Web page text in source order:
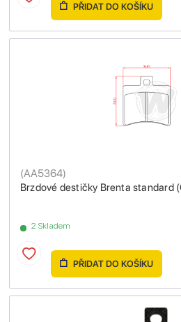
PŘIDAT DO KOŠÍKU
Brzdové destičky Brenta standard
(AA5364)
2 Skladem
PŘIDAT DO KOŠÍKU